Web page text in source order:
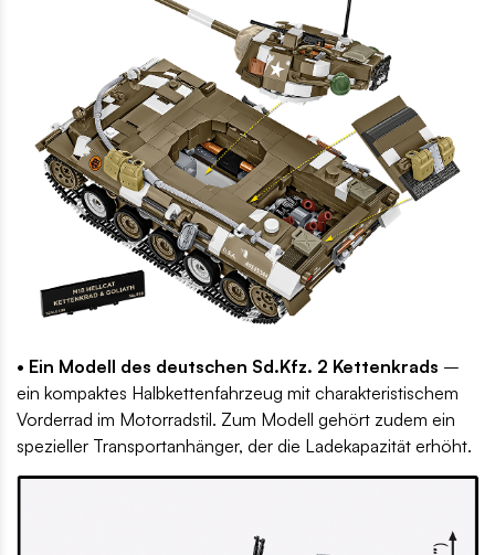
• Ein Modell des deutschen Sd.Kfz. 2 Kettenkrads –
ein kompaktes Halbkettenfahrzeug mit charakteristischem
Vorderrad im Motorradstil. Zum Modell gehört zudem ein
spezieller Transportanhänger, der die Ladekapazität erhöht.